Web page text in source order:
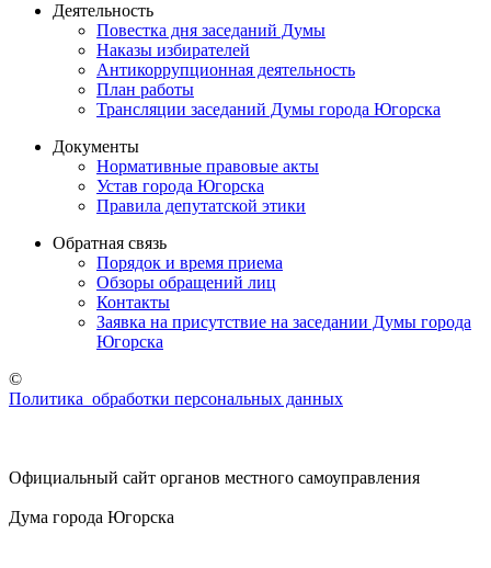
Деятельность
Повестка дня заседаний Думы
Наказы избирателей
Антикоррупционная деятельность
План работы
Трансляции заседаний Думы города Югорска
Документы
Нормативные правовые акты
Устав города Югорска
Правила депутатской этики
Обратная связь
Порядок и время приема
Обзоры обращений лиц
Контакты
Заявка на присутствие на заседании Думы города
Югорска
©
Политика обработки персональных данных
Официальный сайт органов местного самоуправления
Дума города Югорска